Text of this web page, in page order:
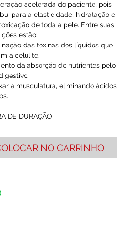
acelerada do paciente, pois
para a elasticidade, hidratação e
de toda a pele. Entre suas
estão:
das toxinas dos líquidos que
a celulite.
da absorção de nutrientes pelo
a musculatura, eliminando ácidos
DE DURAÇÃO
NO CARRINHO